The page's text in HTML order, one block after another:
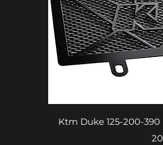
Быстрый
Ktm Duke 125-200-